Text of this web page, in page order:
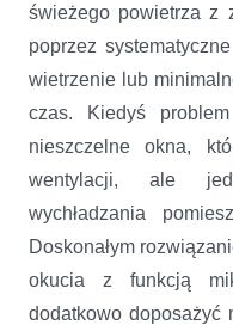
świeżego powietrza z
poprzez
wietrzenie lub
czas. Kiedyś
nieszczelne okna,
wentylacji, ale
wychładzania
Doskonałym
okucia z funkcją
dodatkowo doposażyć